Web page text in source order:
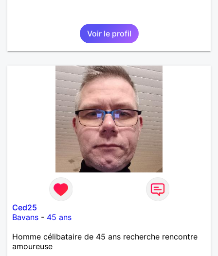
Voir le profil
Ced25
Bavans - 45 ans
Homme célibataire de 45 ans recherche rencontre
amoureuse